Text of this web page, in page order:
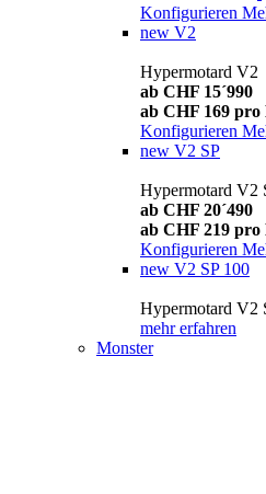
Konfigurieren
new V2
Hypermotard V2
ab CHF 15´990
ab CHF 169
Konfigurieren
new V2 SP
Hypermotard V2
ab CHF 20´490
ab CHF 219
Konfigurieren
new V2 SP 100
Hypermotard V2
mehr erfahren
Monster